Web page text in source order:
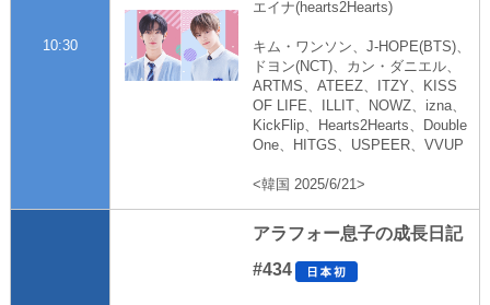
10:30
エイナ(hearts2Hearts)
キム・ワンソン、J-HOPE(BTS)、
ドヨン(NCT)、カン・ダニエル、
ARTMS、ATEEZ、ITZY、KISS
OF LIFE、ILLIT、NOWZ、izna、
KickFlip、Hearts2Hearts、Double
One、HITGS、USPEER、VVUP
<韓国 2025/6/21>
アラフォー息子の成長日記
#434